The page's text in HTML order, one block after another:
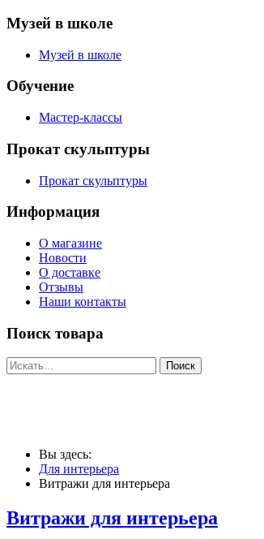
Музей в школе
Музей в школе
Обучение
Мастер-классы
Прокат скульптуры
Прокат скульптуры
Информация
О магазине
Новости
О доставке
Отзывы
Наши контакты
Поиск товара
Вы здесь:
Для интерьера
Витражи для интерьера
Витражи для интерьера